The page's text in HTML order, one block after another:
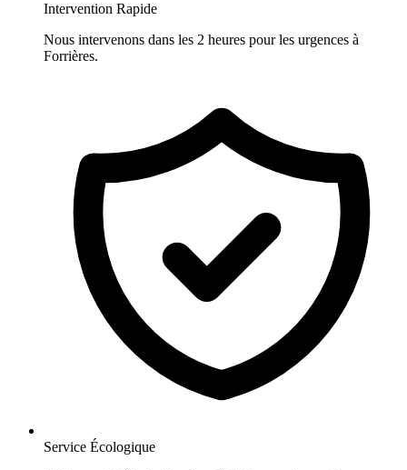
Intervention Rapide
Nous intervenons dans les 2 heures pour les urgences à
Forrières.
Service Écologique